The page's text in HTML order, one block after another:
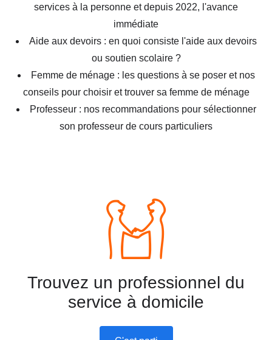
services à la personne et depuis 2022, l'avance
immédiate
Aide aux devoirs : en quoi consiste l'aide aux devoirs
ou soutien scolaire ?
Femme de ménage : les questions à se poser et nos
conseils pour choisir et trouver sa femme de ménage
Professeur : nos recommandations pour sélectionner
son professeur de cours particuliers
Trouvez un professionnel du
service à domicile